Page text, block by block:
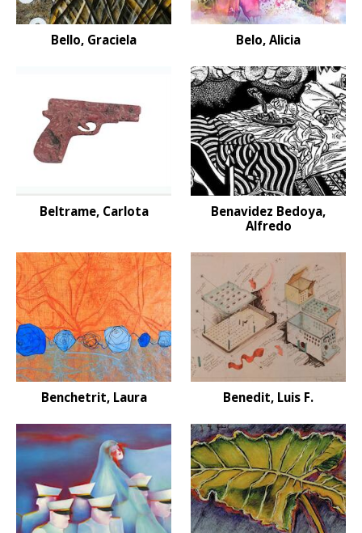
Bello, Graciela Belo, Alicia
Beltrame, Carlota
Benavidez Bedoya,
Alfredo
Benchetrit, Laura Benedit, Luis F.